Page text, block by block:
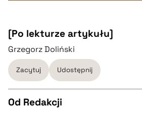
[Po lekturze artykułu]
Grzegorz Doliński
Zacytuj Udostępnij
Od Redakcji